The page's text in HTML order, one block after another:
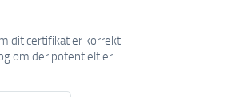
dit certifikat er korrekt
om der potentielt er